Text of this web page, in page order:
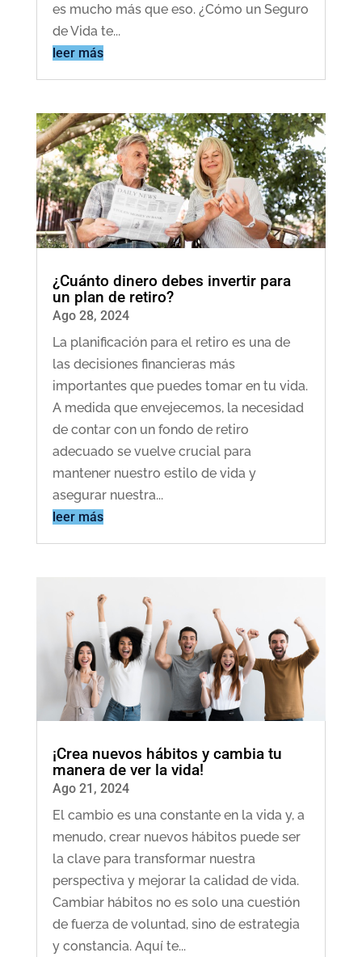
es mucho más que eso. ¿Cómo un Seguro
de Vida te...
leer más
¿Cuánto dinero debes invertir para
un plan de retiro?
Ago 28, 2024
La planificación para el retiro es una de
las decisiones financieras más
importantes que puedes tomar en tu vida.
A medida que envejecemos, la necesidad
de contar con un fondo de retiro
adecuado se vuelve crucial para
mantener nuestro estilo de vida y
asegurar nuestra...
leer más
¡Crea nuevos hábitos y cambia tu
manera de ver la vida!
Ago 21, 2024
El cambio es una constante en la vida y, a
menudo, crear nuevos hábitos puede ser
la clave para transformar nuestra
perspectiva y mejorar la calidad de vida.
Cambiar hábitos no es solo una cuestión
de fuerza de voluntad, sino de estrategia
y constancia. Aquí te...